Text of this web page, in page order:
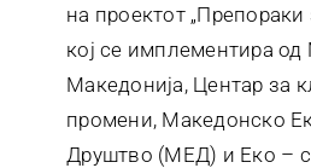
на проектот „Препораки
кој се имплементира
Македонија, Центар за
промени, Македонско
Друштво (МЕД) и Еко –